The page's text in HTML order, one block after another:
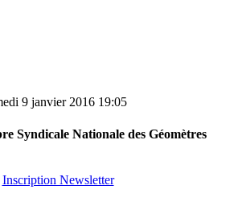
9 janvier 2016 19:05
Syndicale Nationale des Géomètres
Inscription Newsletter